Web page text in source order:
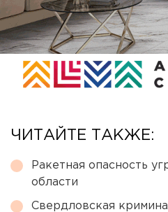
ЧИТАЙТЕ ТАКЖЕ:
Ракетная опасность
области
Свердловская